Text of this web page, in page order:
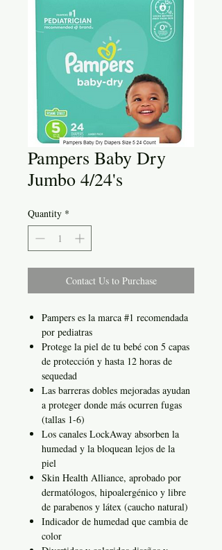
Pampers Baby Dry
Jumbo 4/24's
Quantity *
Contact Us to Purchase
Pampers es la marca #1 recomendada
por pediatras
Protege la piel de tu bebé con 5 capas
de protección y hasta 12 horas de
sequedad
Las barreras dobles mejoradas ayudan
a proteger donde más ocurren fugas
(tallas 1-6)
Los canales LockAway absorben la
humedad y la bloquean lejos de la
piel
Skin Health Alliance, aprobado por
dermatólogos, hipoalergénico y libre
de parabenos y látex (caucho natural)
Indicador de humedad que cambia de
color